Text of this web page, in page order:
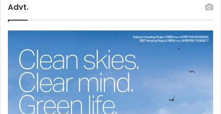
Advt.